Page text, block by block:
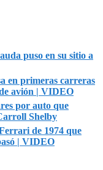
puso en su sitio a
en primeras carreras
avión | VIDEO
por auto que
Shelby
de 1974 que
| VIDEO